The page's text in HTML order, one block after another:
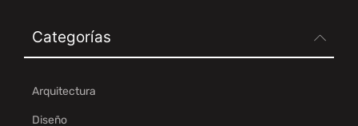
Categorías
Arquitectura
Diseño